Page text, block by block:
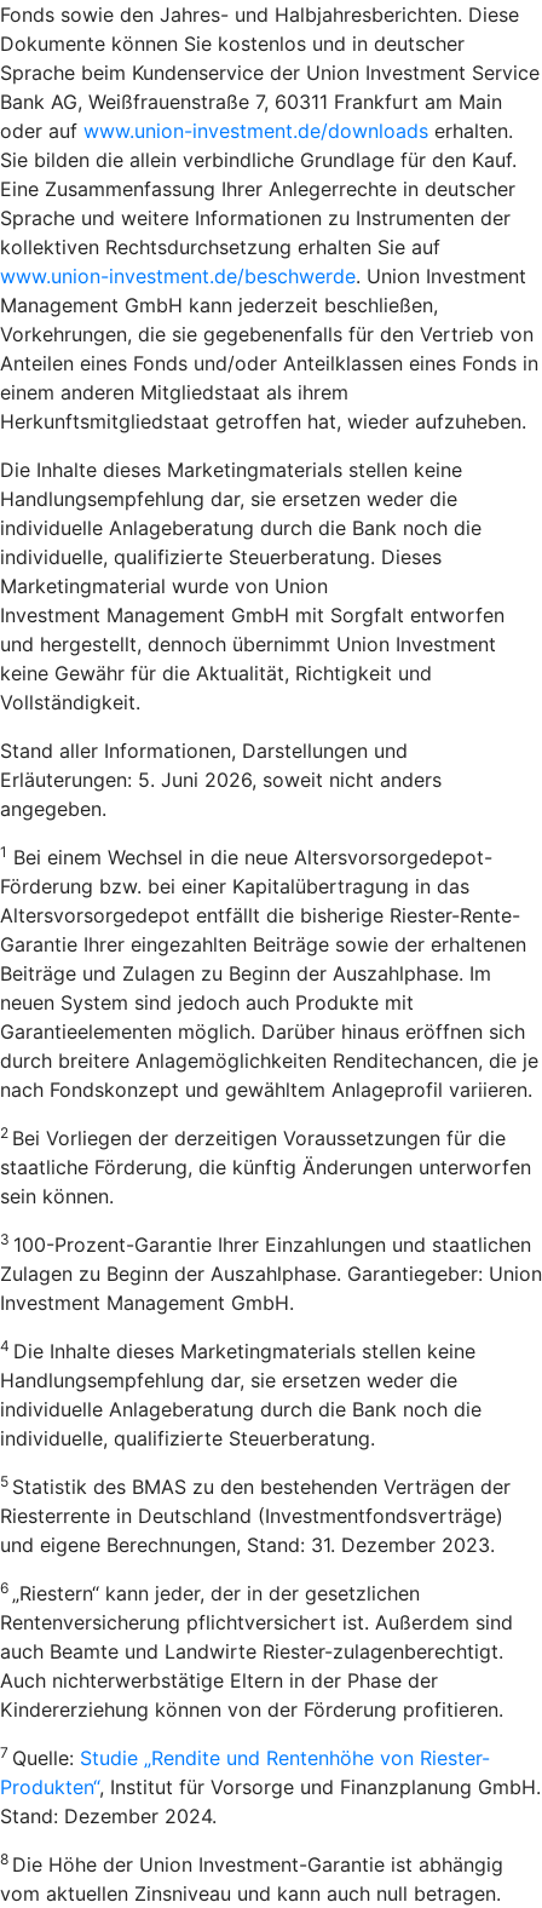
Fonds sowie den Jahres- und Halbjahresberichten. Diese
Dokumente können Sie kostenlos und in deutscher
Sprache beim Kundenservice der Union Investment Service
Bank AG, Weißfrauenstraße 7, 60311 Frankfurt am Main
oder auf www.union-investment.de/downloads erhalten.
Sie bilden die allein verbindliche Grundlage für den Kauf.
Eine Zusammenfassung Ihrer Anlegerrechte in deutscher
Sprache und weitere Informationen zu Instrumenten der
kollektiven Rechtsdurchsetzung erhalten Sie auf
www.union-investment.de/beschwerde. Union Investment
Management GmbH kann jederzeit beschließen,
Vorkehrungen, die sie gegebenenfalls für den Vertrieb von
Anteilen eines Fonds und/oder Anteilklassen eines Fonds in
einem anderen Mitgliedstaat als ihrem
Herkunftsmitgliedstaat getroffen hat, wieder aufzuheben.
Die Inhalte dieses Marketingmaterials stellen keine
Handlungsempfehlung dar, sie ersetzen weder die
individuelle Anlageberatung durch die Bank noch die
individuelle, qualifizierte Steuerberatung. Dieses
Marketingmaterial wurde von Union
Investment Management GmbH mit Sorgfalt entworfen
und hergestellt, dennoch übernimmt Union Investment
keine Gewähr für die Aktualität, Richtigkeit und
Vollständigkeit.
Stand aller Informationen, Darstellungen und
Erläuterungen: 5. Juni 2026, soweit nicht anders
angegeben.
1 Bei einem Wechsel in die neue Altersvorsorgedepot-
Förderung bzw. bei einer Kapitalübertragung in das
Altersvorsorgedepot entfällt die bisherige Riester-Rente-
Garantie Ihrer eingezahlten Beiträge sowie der erhaltenen
Beiträge und Zulagen zu Beginn der Auszahlphase. Im
neuen System sind jedoch auch Produkte mit
Garantieelementen möglich. Darüber hinaus eröffnen sich
durch breitere Anlagemöglichkeiten Renditechancen, die je
nach Fondskonzept und gewähltem Anlageprofil variieren.
2 Bei Vorliegen der derzeitigen Voraussetzungen für die
staatliche Förderung, die künftig Änderungen unterworfen
sein können.
3 100-Prozent-Garantie Ihrer Einzahlungen und staatlichen
Zulagen zu Beginn der Auszahlphase. Garantiegeber: Union
Investment Management GmbH.
4 Die Inhalte dieses Marketingmaterials stellen keine
Handlungsempfehlung dar, sie ersetzen weder die
individuelle Anlageberatung durch die Bank noch die
individuelle, qualifizierte Steuerberatung.
5 Statistik des BMAS zu den bestehenden Verträgen der
Riesterrente in Deutschland (Investmentfondsverträge)
und eigene Berechnungen, Stand: 31. Dezember 2023.
6 „Riestern“ kann jeder, der in der gesetzlichen
Rentenversicherung pflichtversichert ist. Außerdem sind
auch Beamte und Landwirte Riester-zulagenberechtigt.
Auch nichterwerbstätige Eltern in der Phase der
Kindererziehung können von der Förderung profitieren.
7 Quelle: Studie „Rendite und Rentenhöhe von Riester-
Produkten“, Institut für Vorsorge und Finanzplanung GmbH.
Stand: Dezember 2024.
8 Die Höhe der Union Investment-Garantie ist abhängig
vom aktuellen Zinsniveau und kann auch null betragen.